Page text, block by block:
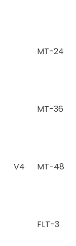
MT-24
MT-36
V4 MT-48
FLT-3